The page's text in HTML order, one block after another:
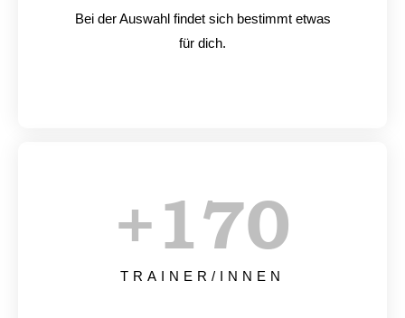
Bei der Auswahl findet sich bestimmt etwas
für dich.
TRAINER/INNEN
+170